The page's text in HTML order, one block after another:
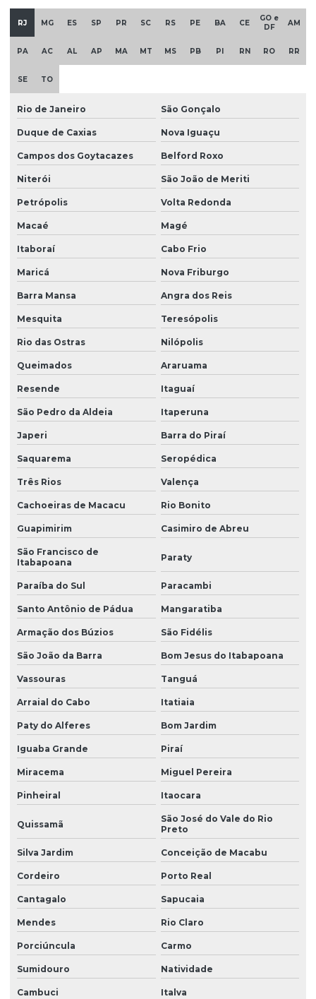
RJ MG ES SP PR SC RS PE BA CE
GO e
DF
AM
PA AC AL AP MA MT MS PB PI RN RO RR
SE TO
Rio de Janeiro São Gonçalo
Duque de Caxias Nova Iguaçu
Campos dos Goytacazes Belford Roxo
Niterói São João de Meriti
Petrópolis Volta Redonda
Macaé Magé
Itaboraí Cabo Frio
Maricá Nova Friburgo
Barra Mansa Angra dos Reis
Mesquita Teresópolis
Rio das Ostras Nilópolis
Queimados Araruama
Resende Itaguaí
São Pedro da Aldeia Itaperuna
Japeri Barra do Piraí
Saquarema Seropédica
Três Rios Valença
Cachoeiras de Macacu Rio Bonito
Guapimirim Casimiro de Abreu
São Francisco de
Itabapoana
Paraty
Paraíba do Sul Paracambi
Santo Antônio de Pádua Mangaratiba
Armação dos Búzios São Fidélis
São João da Barra Bom Jesus do Itabapoana
Vassouras Tanguá
Arraial do Cabo Itatiaia
Paty do Alferes Bom Jardim
Iguaba Grande Piraí
Miracema Miguel Pereira
Pinheiral Itaocara
Quissamã
São José do Vale do Rio
Preto
Silva Jardim Conceição de Macabu
Cordeiro Porto Real
Cantagalo Sapucaia
Mendes Rio Claro
Porciúncula Carmo
Sumidouro Natividade
Cambuci Italva